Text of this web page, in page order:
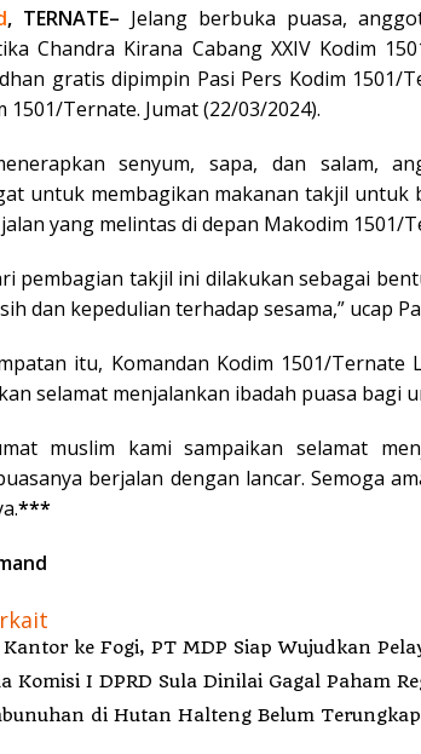
, TERNATE– Jelang berbuka puasa,
Chandra Kirana Cabang XXIV Kodim
gratis dipimpin Pasi Pers Kodim 1501/
1501/Ternate. Jumat (22/03/2024).
senyum, sapa, dan salam,
untuk membagikan makanan takjil untuk
yang melintas di depan Makodim 1501/
pembagian takjil ini dilakukan sebagai
dan kepedulian terhadap sesama,” ucap
itu, Komandan Kodim 1501/Ternate
selamat menjalankan ibadah puasa bagi
muslim kami sampaikan selamat
berjalan dengan lancar. Semoga
***
Berpindah Kantor ke Fogi, PT
Komisi I DPRD Sula Dinilai Gagal Paham
di Hutan Halteng Belum